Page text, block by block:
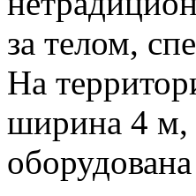
за телом,
На
ширина 4 м,